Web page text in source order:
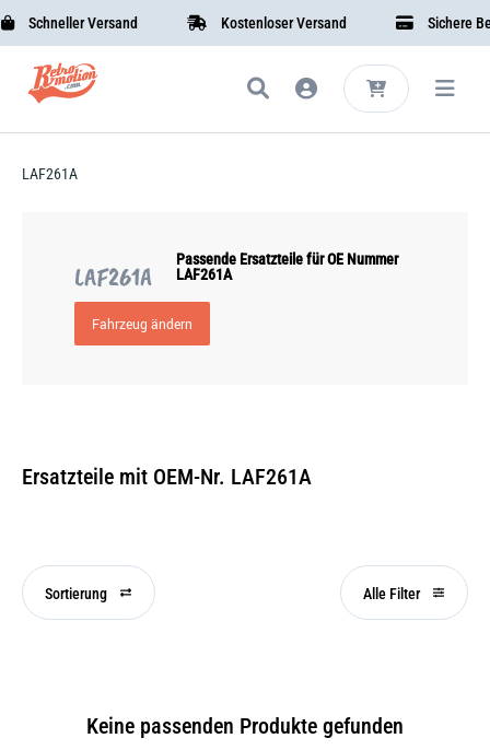
Schneller Versand Kostenloser Versand Sichere
LAF261A
LAF261A
Passende Ersatzteile für OE Nummer
LAF261A
Fahrzeug ändern
Ersatzteile mit OEM-Nr. LAF261A
Sortierung Alle Filter
Keine passenden Produkte gefunden